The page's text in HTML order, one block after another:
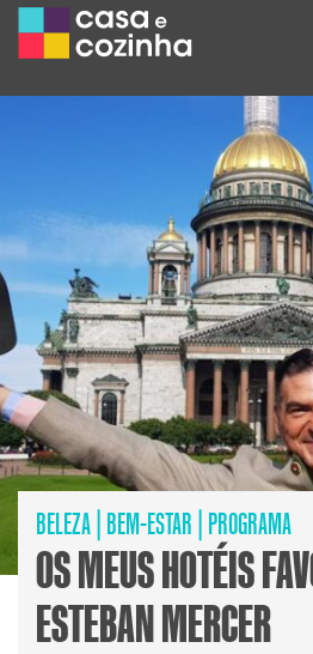
BELEZA BEM-ESTAR PROGRAMA
OS MEUS HOTÉIS
ESTEBAN MERCER